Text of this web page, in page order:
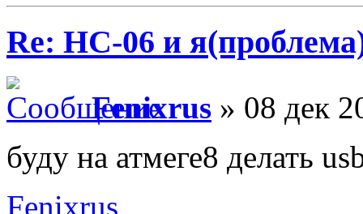
Re: HC-06 и
Fenixrus » 08 дек
буду на атмеге8 делать
Fenixrus